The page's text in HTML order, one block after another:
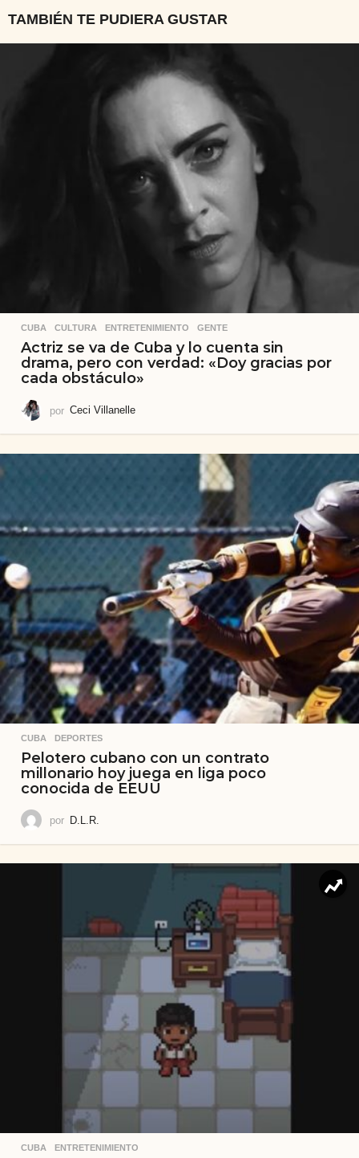
TAMBIÉN TE PUDIERA GUSTAR
CUBA ,CULTURA ,ENTRETENIMIENTO ,GENTE
Actriz se va de Cuba y lo cuenta sin
drama, pero con verdad: «Doy gracias por
cada obstáculo»
por Ceci Villanelle
CUBA ,DEPORTES
Pelotero cubano con un contrato
millonario hoy juega en liga poco
conocida de EEUU
por D.L.R.
CUBA ,ENTRETENIMIENTO